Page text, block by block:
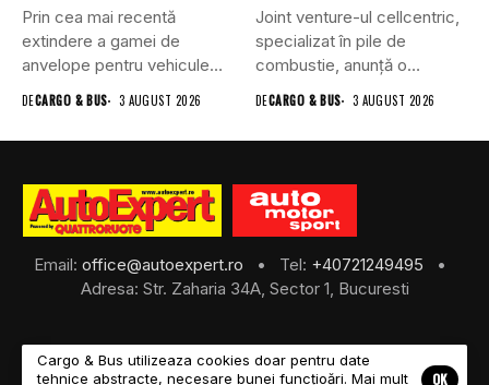
Prin cea mai recentă
extindere a gamei de
anvelope pentru vehicule
comerciale,...
DECARGO & BUS 3 AUGUST 2026
Joint venture-ul cellcentric,
specializat în pile de
combustie, anunță o
schimbare în...
DECARGO & BUS 3 AUGUST 2026
Email: office@autoexpert.ro • Tel: +40721249495
•
Adresa: Str. Zaharia 34A, Sector 1, Bucuresti
Cargo & Bus utilizeaza cookies doar pentru date
tehnice abstracte, necesare bunei funcțioări. Mai mult
OK